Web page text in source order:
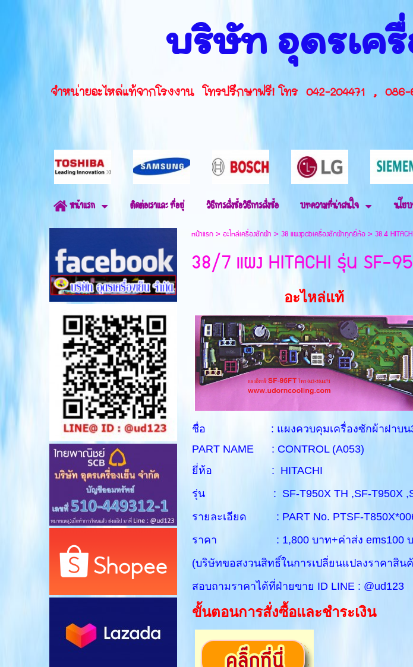
บริษัท อุดรเค
จำหน่ายอะไหล่แท้จากโรงงาน โทรปรึกษาฟรี! โทร 042-
หน้าแรก ติดต่อเราและ ที่อยู่ วิธีการสั่งซื้อวิธีการสั่งซื้อ บทความที่น่าสนใจ นโย
หน้าแรก>อะไหล่เครื่องซักผ้า >38 แผงpcbเครื่องซักผ้าทุกยี่ห้อ> 38.4
38/7 แผง HITACHI รุ่น SF-
อะไหล่แท้
ชื่อ : แผงควบคุมเครื่องซักผ้าฝาบน
PART NAME : CONTROL (A053)
ยี่ห้อ : HITACHI
รุ่น : SF-T950X TH ,SF-T950X
รายละเอียด : PART No. PTSF-
ราคา : 1,800 บาท+ค่าส่ง ems100 บ
(บริษัทขอสงวนสิทธิ์ในการเปลี่ยนแปลงราคาสิน
สอบถามราคาได้ที่ฝ่ายขาย ID LINE : @ud123
ขั้นตอนการสั่งซื้อและชำระเงิน